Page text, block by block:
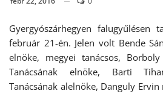
Gyergyószárhegyen falugyűlésen
február 21-én. Jelen volt Bende
elnöke, megyei tanácsos,
Tanácsának elnöke, Barti
Tanácsának alelnöke, Danguly